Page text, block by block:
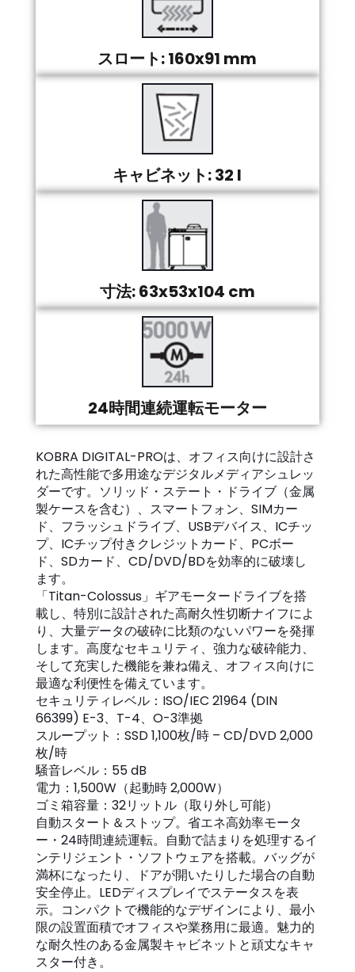
スロート: 160x91 mm
キャビネット: 32 l
寸法: 63x53x104 cm
24時間連続運転モーター
KOBRA DIGITAL-PROは、オフィス向けに設計さ
れた高性能で多用途なデジタルメディアシュレッ
ダーです。ソリッド・ステート・ドライブ（金属
製ケースを含む）、スマートフォン、SIMカー
ド、フラッシュドライブ、USBデバイス、ICチッ
プ、ICチップ付きクレジットカード、PCボー
ド、SDカード、CD/DVD/BDを効率的に破壊し
ます。
「Titan-Colossus」ギアモータードライブを搭
載し、特別に設計された高耐久性切断ナイフによ
り、大量データの破砕に比類のないパワーを発揮
します。高度なセキュリティ、強力な破砕能力、
そして充実した機能を兼ね備え、オフィス向けに
最適な利便性を備えています。
セキュリティレベル：ISO/IEC 21964 (DIN
66399) E-3、T-4、O-3準拠
スループット：SSD 1,100枚/時 – CD/DVD 2,000
枚/時
騒音レベル：55 dB
電力：1,500W（起動時 2,000W）
ゴミ箱容量：32リットル（取り外し可能）
自動スタート＆ストップ。省エネ高効率モータ
ー・24時間連続運転。自動で詰まりを処理するイ
ンテリジェント・ソフトウェアを搭載。バッグが
満杯になったり、ドアが開いたりした場合の自動
安全停止。LEDディスプレイでステータスを表
示。コンパクトで機能的なデザインにより、最小
限の設置面積でオフィスや業務用に最適。魅力的
な耐久性のある金属製キャビネットと頑丈なキャ
スター付き。